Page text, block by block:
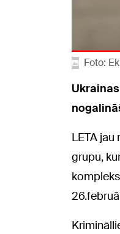
Foto:
LETA
grupu,